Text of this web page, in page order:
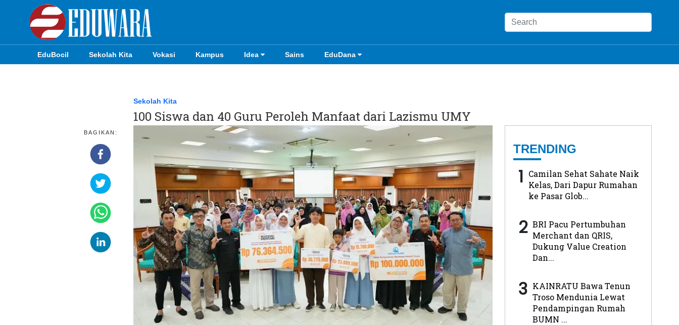
EduBocil Sekolah Kita Vokasi Kampus Idea Sains EduDana
Ikuti Kami di:
Sekolah Kita
100 Siswa dan 40 Guru Peroleh Manfaat dari Lazismu UMY
BAGIKAN:
TRENDING
1 Camilan Sehat Sahate Naik
Kelas, Dari Dapur Rumahan
ke Pasar Glob...
2 BRI Pacu Pertumbuhan
Merchant dan QRIS,
Dukung Value Creation
Dan...
3 KAINRATU Bawa Tenun
Troso Mendunia Lewat
Pendampingan Rumah
BUMN ...